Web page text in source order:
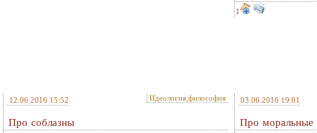
1
12.06.2016 15:52 Идеология,философия
Про соблазны
03.06.2016 19:01
Про моральные